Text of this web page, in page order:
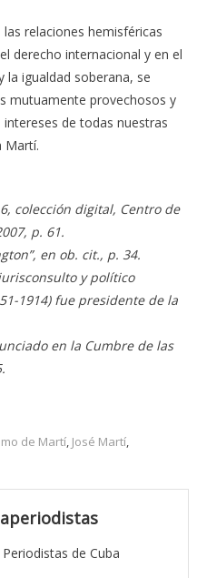
relaciones hemisféricas
derecho internacional y en el
igualdad soberana, se
mutuamente provechosos y
de todas nuestras
Martí.
colección digital, Centro de
p. 61.
en ob. cit., p. 34.
y político
1914) fue presidente de la
en la Cumbre de las
de Martí, José Martí,
de Cuba